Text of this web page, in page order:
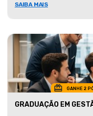
SAIBA MAIS
GANHE 2
GRADUAÇÃO EM